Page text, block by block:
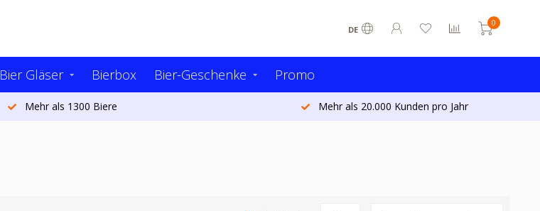
DE
0
Bier Gläser Bierbox Bier-Geschenke Promo
Mehr als 1300 Biere Mehr als 20.000 Kunden pro Jahr